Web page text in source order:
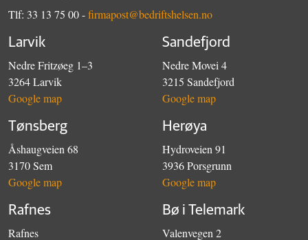
Tlf: 33 13 75 00 -firmapost@bedriftshelsen.no
Larvik
Nedre Fritzøeg 1–3
3264 Larvik
Google map
Sandefjord
Nedre Movei 4
3215 Sandefjord
Google map
Tønsberg
Åshaugveien 68
3170 Sem
Google map
Herøya
Hydroveien 91
3936 Porsgrunn
Google map
Rafnes
Rafnes
Bø i Telemark
Valenvegen 2